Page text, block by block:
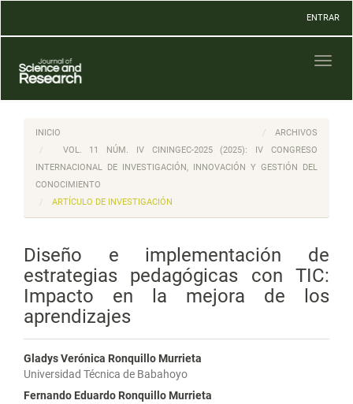
Contenido
Barra
lateral
ENTRAR
INICIO
ARCHIVOS
VOL. 11 NÚM. IV CININGEC-2025 (2025): IV CONGRESO
INTERNACIONAL DE INVESTIGACIÓN, INNOVACIÓN Y GESTIÓN DEL
CONOCIMIENTO
ARTÍCULO DE INVESTIGACIÓN
Diseño e implementación de
estrategias pedagógicas con TIC:
Impacto en la mejora de los
aprendizajes
Gladys Verónica Ronquillo Murrieta
Universidad Técnica de Babahoyo
Fernando Eduardo Ronquillo Murrieta